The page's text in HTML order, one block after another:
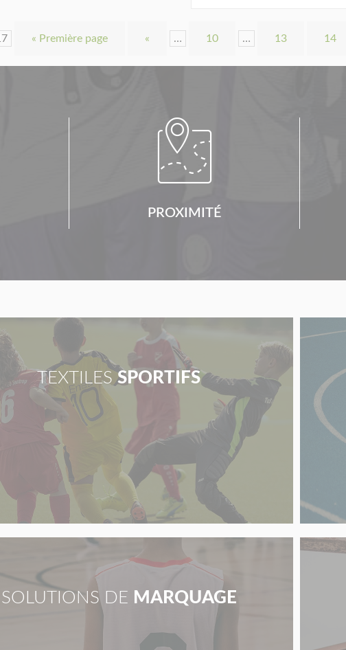
« Première page « … 10 … 13 14

PROXIMITÉ
TEXTILES SPORTIFS
SOLUTIONS DE MARQUAGE